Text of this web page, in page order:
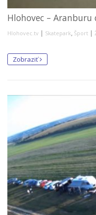
Hlohovec – Aranburu
Hlohovec.tv | Skatepark, Šport |
Zobraziť